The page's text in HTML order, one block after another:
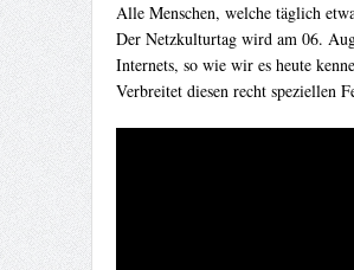
Alle Menschen, welche täglich
Der Netzkulturtag wird am 06.
Internets, so wie wir es heute
Verbreitet diesen recht speziellen